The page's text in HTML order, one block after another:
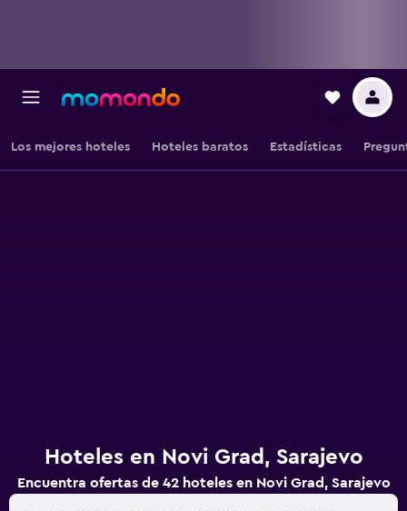
Los mejores hoteles Hoteles baratos Estadísticas
Hoteles en Novi Grad, Sarajevo
Encuentra ofertas de 42 hoteles en Novi Grad, Sarajevo